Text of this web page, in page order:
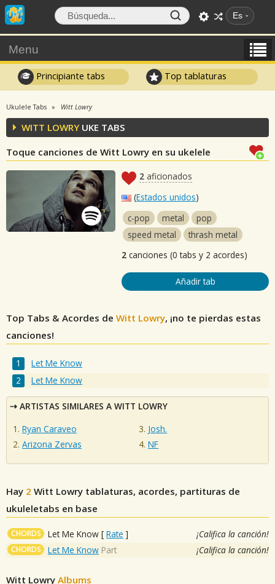
Es
Menu
Principiante tabs Top tablaturas
Ukulele Tabs Witt Lowry
WITT LOWRYUKE TABS
Toque canciones de Witt Lowry en su ukelele
2 aficionados
(Estados unidos)
c-pop
metal
pop
speed metal
thrash metal
2 canciones (0 tabs y 2 acordes)
Añadir tab
Top Tabs & Acordes de Witt Lowry, ¡no te pierdas estas
canciones!
Let Me Know
Let Me Know
ARTISTAS SIMILARES A WITT LOWRY
Ryan Caraveo
Arizona Zervas
Josh.
NF
Hay 2 Witt Lowry tablaturas, acordes, partituras de
ukuleletabs en base
CHORDS Let Me Know [ Rate ] ¡Califica la canción!
CHORDS Let Me Know Part ¡Califica la canción!
Witt Lowry Albums